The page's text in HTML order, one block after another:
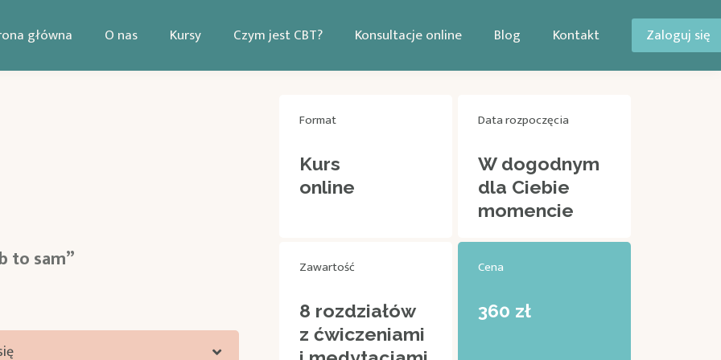
główna O nas Kursy Czym jest CBT? Konsultacje online Blog Kontakt Zaloguj się
to sam”
Format
Kurs
online
Data rozpoczęcia
W dogodnym
dla Ciebie
momencie
Zawartość
8 rozdziałów
z ćwiczeniami
Cena
360 zł